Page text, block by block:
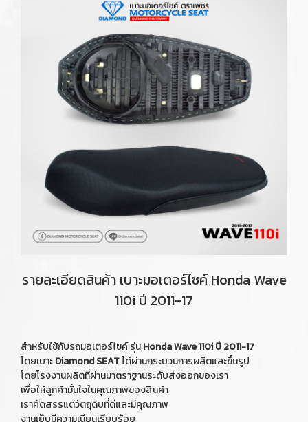
รายละเอียดสินค้า เบาะมอเตอร์ไซค์ Honda Wave
110i ปี 2011-17
สำหรับใช้กับรถมอเตอร์ไซค์ รุ่นHonda Wave 110i ปี 2011-17
โดยเบาะDiamond SEATได้ผ่านกระบวนการผลิตและขึ้นรูป
โดยโรงงานผลิตที่ผ่านมาตราฐานระดับส่งออกของเรา
เพื่อให้ลูกค้ามั่นใจในคุณภาพของสินค้า
เราคัดสรรแต่วัตถุดิบที่ดีและมีคุณภาพ
งานเย็บมีความเนียนเรียบร้อย